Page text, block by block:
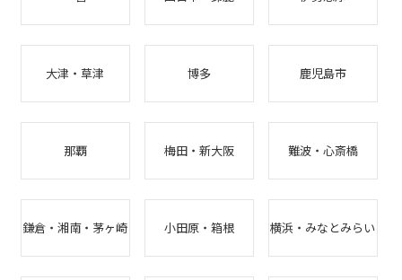
大津・草津 博多 鹿児島市
那覇 梅田・新大阪 難波・心斎橋
鎌倉・湘南・茅ヶ崎 小田原・箱根 横浜・みなとみらい